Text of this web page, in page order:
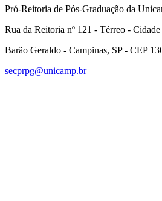
Pró-Reitoria de Pós-Graduação da
Rua da Reitoria nº 121 - Térreo -
Barão Geraldo - Campinas, SP - CEP
secprpg@unicamp.br